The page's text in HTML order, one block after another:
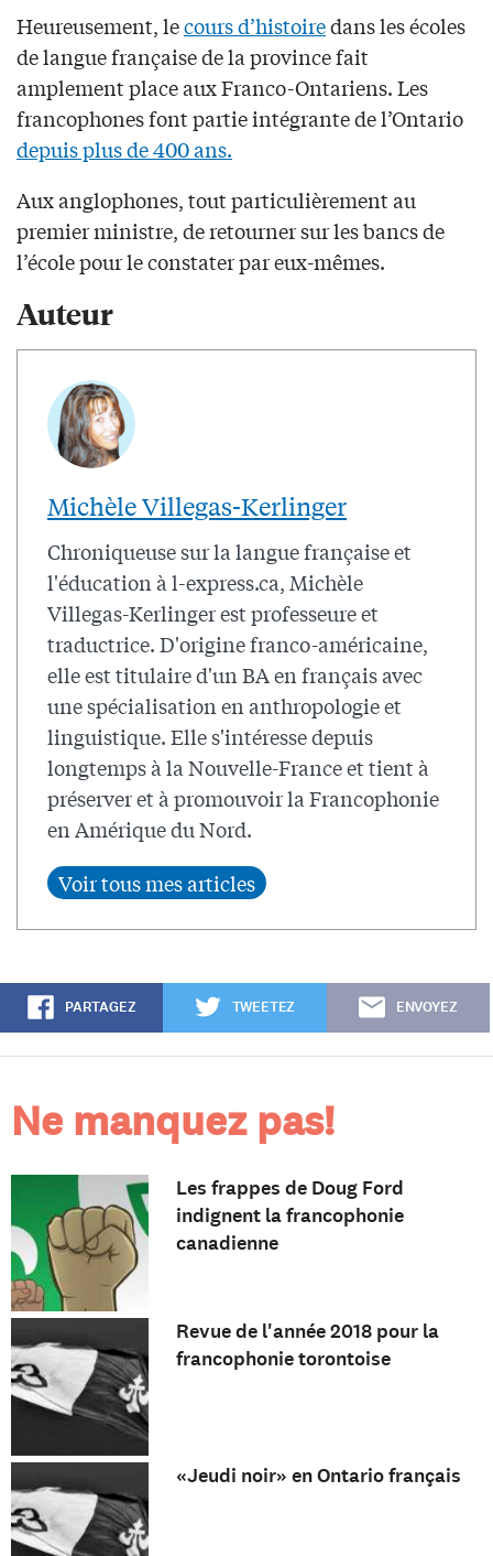
Heureusement, lecours d’histoiredans les écoles
de langue française de la province fait
amplement place aux Franco-Ontariens. Les
francophones font partie intégrante de l’Ontario
depuis plus de 400 ans.
Aux anglophones, tout particulièrement au
premier ministre, de retourner sur les bancs de
l’école pour le constater par eux-mêmes.
Auteur
Michèle Villegas-Kerlinger
Chroniqueuse sur la langue française et
l'éducation à l-express.ca, Michèle
Villegas-Kerlinger est professeure et
traductrice. D'origine franco-américaine,
elle est titulaire d'un BA en français avec
une spécialisation en anthropologie et
linguistique. Elle s'intéresse depuis
longtemps à la Nouvelle-France et tient à
préserver et à promouvoir la Francophonie
en Amérique du Nord.
PARTAGEZ TWEETEZ ENVOYEZ
Ne manquez pas!
Les frappes de Doug Ford
indignent la francophonie
canadienne
Revue de l'année 2018 pour la
francophonie torontoise
«Jeudi noir» en Ontario français